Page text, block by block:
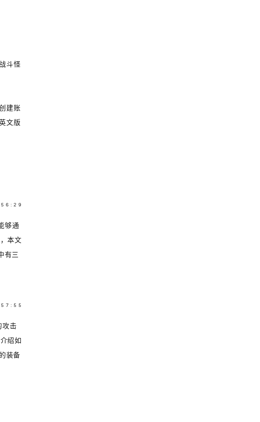
斗怪
建账
文版
够通
本文
有三
攻击
绍如
装备